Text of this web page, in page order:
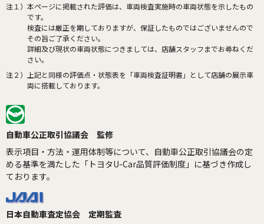
注１） 本ページに掲載された評価は、車両検査実施時の車両状態を示したもの
です。
検査には厳正を期しておりますが、保証したものではございませんので
その旨ご了承ください。
詳細及び現状の車両状態につきましては、店舗スタッフまでお尋ねくだ
さい。
注２）
上記と同様の評価点・状態表を「車両検査証明書」として店舗の展示車
両に搭載しております。
自動車公正取引協議会 監修
表示項目・方法・運用体制等について、自動車公正取引協議会の定
める基準を満たした「トヨタU-Car品質評価制度」に基づき作成し
ております。
日本自動車査定協会 定期監査